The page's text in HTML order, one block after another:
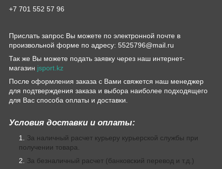
+7 701 552 57 96
Прислать запрос Вы можете по электронной почте в
произвольной форме по адресу: 5525796@mail.ru
Так же Вы можете подать заявку через наш интернет-
магазин jsport.kz
После оформления заказа с Вами свяжется наш менеджер
для подтверждения заказа и выбора наиболее подходящего
для Вас способа оплаты и доставки.
Условия доставки и оплаты:
За наличный расчет курьеру курьерской службы при
получении товара.
За безналичный расчет (банковский перевод и т.д.)